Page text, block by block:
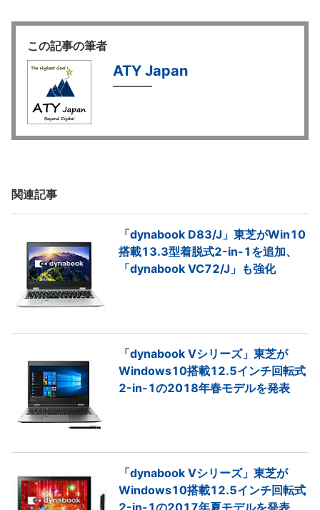
この記事の筆者
ATY Japan
関連記事
「dynabook D83/J」東芝がWin10
搭載13.3型着脱式2-in-1を追加、
「dynabook VC72/J」も強化
「dynabook Vシリーズ」東芝が
Windows10搭載12.5インチ回転式
2-in-1の2018年春モデルを発表
「dynabook Vシリーズ」東芝が
Windows10搭載12.5インチ回転式
2-in-1の2017年夏モデルを発表